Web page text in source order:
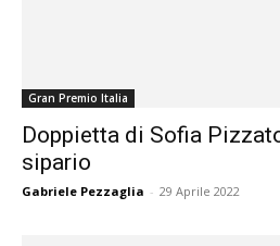
Gran Premio Italia
Doppietta di Sofia
sipario
Gabriele Pezzaglia - 29 Aprile 2022